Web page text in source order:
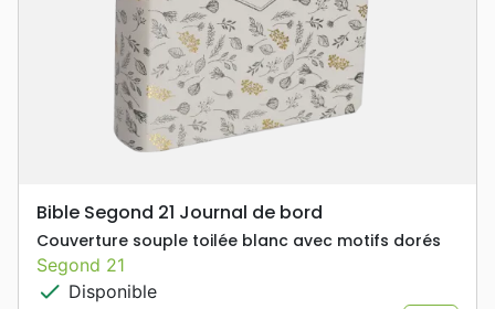
Bible Segond 21 Journal de bord
Couverture souple toilée blanc avec motifs dorés
Segond 21
check Disponible